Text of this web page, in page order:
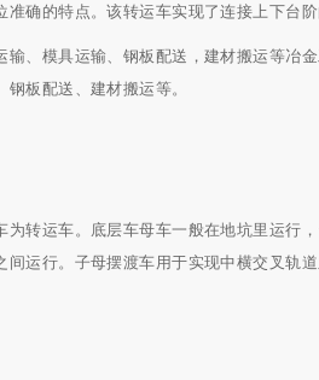
确的特点。该转运车实现了连接上下台
、模具运输、钢板配送，建材搬运等
板配送、建材搬运等。
转运车。底层车母车一般在地坑里运行
运行。子母摆渡车用于实现中横交叉